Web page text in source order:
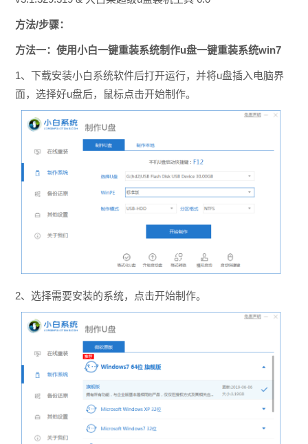
方法/步骤：
方法一：使用小白一键重装系统制作u盘一键重装系统win7
1、下载安装小白系统软件后打开运行，并将u盘插入电脑界
面，选择好u盘后，鼠标点击开始制作。
2、选择需要安装的系统，点击开始制作。